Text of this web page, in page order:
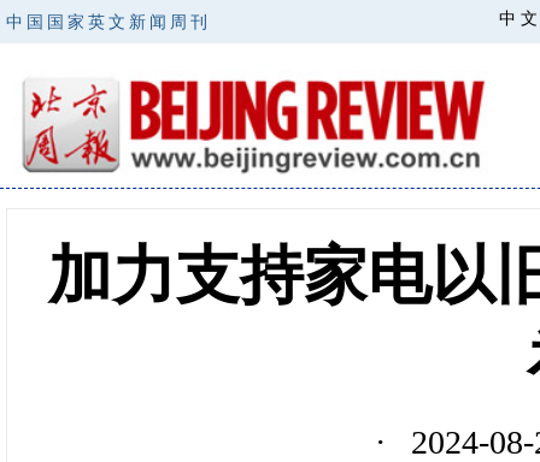
中国国家英文新闻周刊 中 文
加力支持家电以
· 2024-